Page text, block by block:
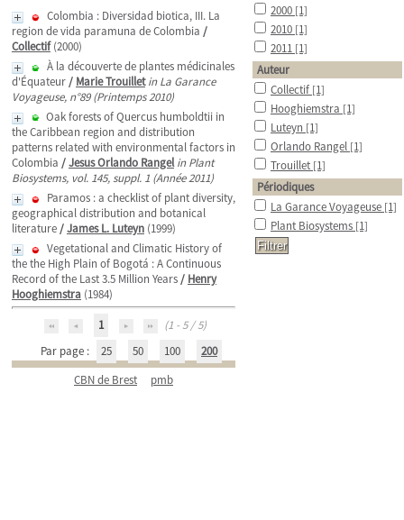
Colombia : Diversidad biotica, III. La
region de vida paramuna de Colombia /
Collectif(2000)
À la découverte de plantes médicinales
d'Équateur/ Marie Trouillet in La Garance
Voyageuse, n°89 (Printemps 2010)
Oak forests of Quercus humboldtii in
the Caribbean region and distribution
patterns related with environmental factors in
Colombia /Jesus Orlando Rangel in Plant
Biosystems, vol. 145, suppl. 1 (Année 2011)
Paramos : a checklist of plant diversity,
geographical distribution and botanical
literature/James L. Luteyn (1999)
Vegetational and Climatic History of
the the High Plain of Bogotá : A Continuous
Record of the Last 3.5 Million Years/ Henry
Hooghiemstra (1984)
1
(1 - 5 / 5)
Par page :
25 50 100
200
CBN de Brest
pmb
2000 [1]
2010 [1]
2011 [1]
Auteur
Collectif [1]
Hooghiemstra [1]
Luteyn [1]
Orlando Rangel [1]
Trouillet [1]
Périodiques
La Garance Voyageuse [1]
Plant Biosystems [1]